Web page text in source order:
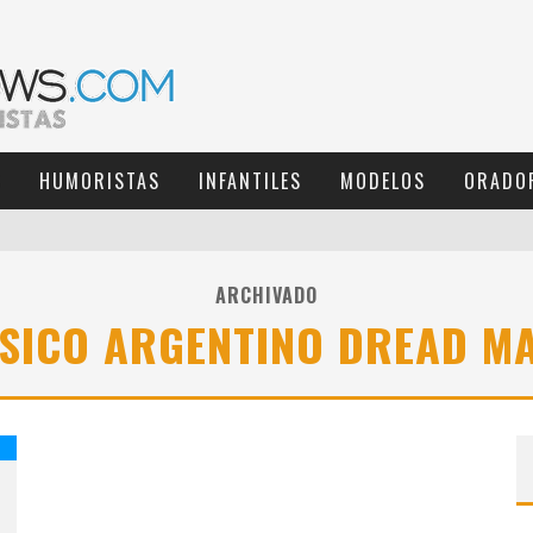
HUMORISTAS INFANTILES MODELOS
ARCHIVADO
ARGENTINO DREAD